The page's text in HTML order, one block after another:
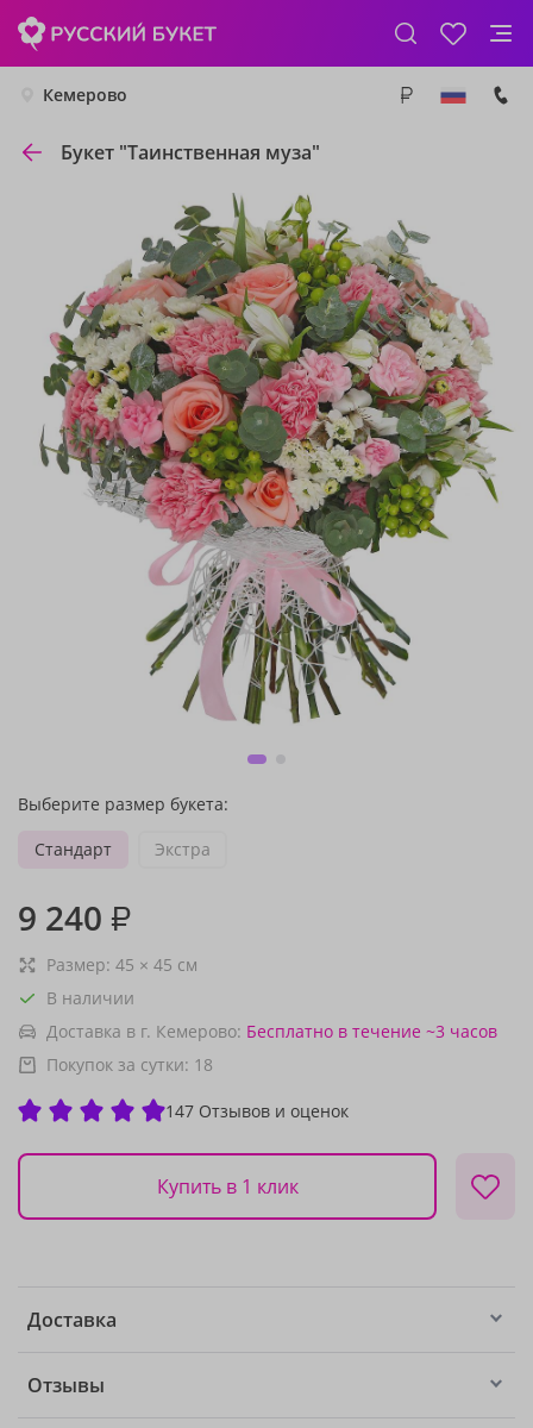
Кемерово
Букет "Таинственная муза"
Выберите размер букета:
Стандарт
Экстра
9 240 ₽
Размер: 45 × 45 см
В наличии
Доставка в г. Кемерово: Бесплатно в течение ~3 часов
Покупок за сутки: 18
147 Отзывов и оценок
Купить в 1 клик
Доставка
Отзывы